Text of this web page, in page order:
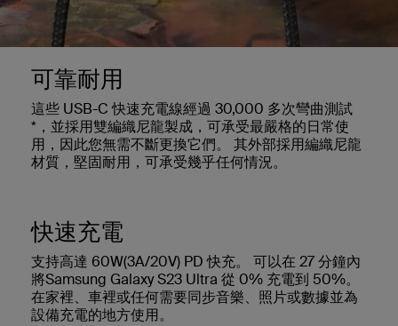
可靠耐用
這些 USB-C 快速充電線經過 30,000 多次彎曲測試
*，並採用雙編織尼龍製成，可承受最嚴格的日常使
用，因此您無需不斷更換它們。 其外部採用編織尼龍
材質，堅固耐用，可承受幾乎任何情況。
快速充電
支持高達 60W(3A/20V) PD 快充。 可以在 27 分鐘內
將Samsung Galaxy S23 Ultra 從 0% 充電到 50%。
在家裡、車裡或任何需要同步音樂、照片或數據並為
設備充電的地方使用。